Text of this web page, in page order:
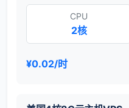
CPU
2核
¥0.02/时